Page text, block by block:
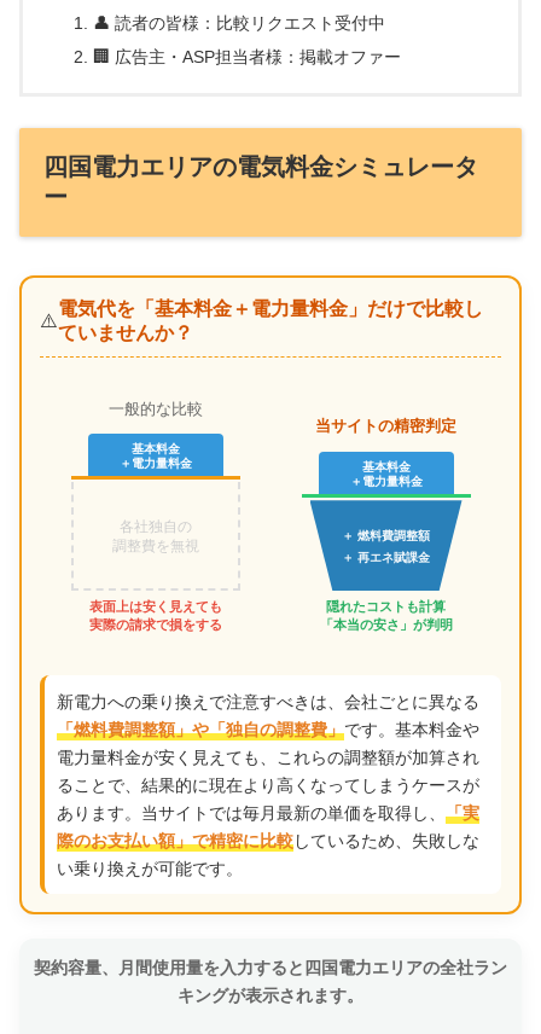
👤 読者の皆様：比較リクエスト受付中
🏢 広告主・ASP担当者様：掲載オファー
四国電力エリアの電気料金シミュレータ
ー
⚠️電気代を「基本料金＋電力量料金」だけで比較し
ていませんか？
一般的な比較
基本料金
＋電力量料金
各社独自の
調整費を無視
表面上は安く見えても
実際の請求で損をする
当サイトの精密判定
基本料金
＋電力量料金
＋ 燃料費調整額
＋ 再エネ賦課金
隠れたコストも計算
「本当の安さ」が判明
新電力への乗り換えで注意すべきは、会社ごとに異なる
「燃料費調整額」や「独自の調整費」です。基本料金や
電力量料金が安く見えても、これらの調整額が加算され
ることで、結果的に現在より高くなってしまうケースが
あります。当サイトでは毎月最新の単価を取得し、 「実
際のお支払い額」で精密に比較しているため、失敗しな
い乗り換えが可能です。
契約容量、月間使用量を入力すると四国電力エリアの全社ラン
キングが表示されます。